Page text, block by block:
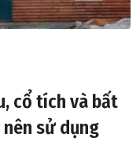
cổ tích và bất
sử dụng